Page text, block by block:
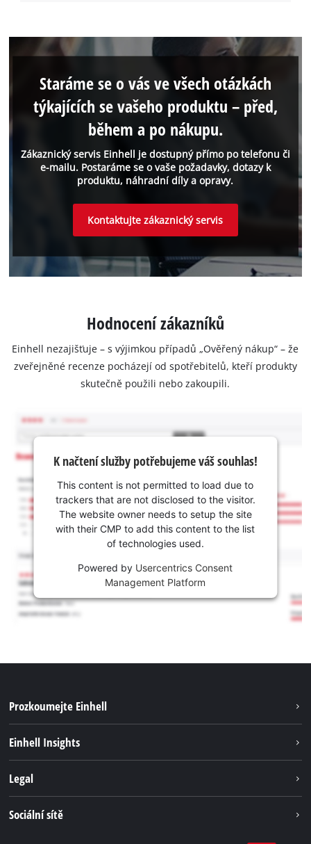
Zákaznický servis Einhell je dostupný přímo po telefonu či
e-mailu. Postaráme se o vaše požadavky, dotazy k
produktu, náhradní díly a opravy.
Staráme se o vás ve všech otázkách
týkajících se vašeho produktu – před,
během a po nákupu.
Kontaktujte zákaznický servis
Hodnocení zákazníků
Einhell nezajišťuje – s výjimkou případů „Ověřený nákup“ – že
zveřejněné recenze pocházejí od spotřebitelů, kteří produkty
skutečně použili nebo zakoupili.
K načtení služby potřebujeme váš souhlas!
This content is not permitted to load due to
trackers that are not disclosed to the visitor.
The website owner needs to setup the site
with their CMP to add this content to the list
of technologies used.
Powered by Usercentrics Consent
Management Platform
Prozkoumejte Einhell
Systém akumulátorů
Einhell Insights
Legal
Sociální sítě